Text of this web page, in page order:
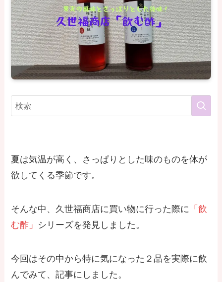
夏は気温が高く、さっぱりとした味のものを体が
欲してくる季節です。
そんな中、久世福商店に買い物に行った際に 「飲
む酢」 シリーズを発見しました。
今回はその中から特に気になった２品を実際に飲
んでみて、記事にしました。